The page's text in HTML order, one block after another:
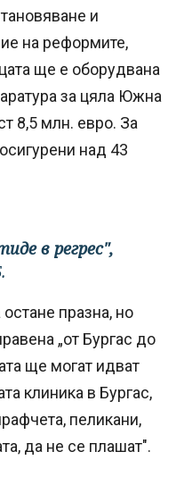
и
на реформите,
ще е оборудвана
за цяла Южна
8,5 млн. евро. За
над 43
в регрес",
празна, но
„от Бургас до
ще могат идват
клиника в Бургас,
пеликани,
да не се плашат".